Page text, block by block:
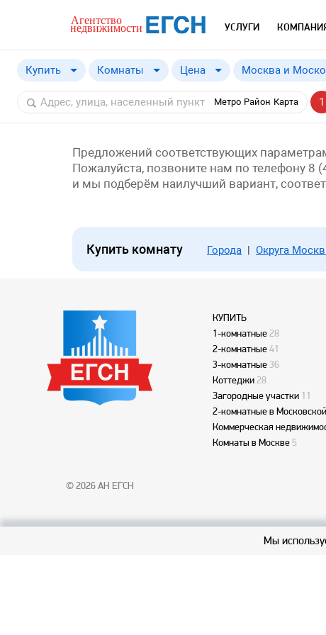
УСЛУГИ
Купить
Купить
Снять
Комнаты Цена
от
Москва и
Москва и
Москва
Московская
Метро Район Карта 1
Предложений соответствующих
Пожалуйста, позвоните нам по телефону 8
и мы подберём наилучший вариант,
Купить комнату Города | Округа
© 2026 АН ЕГСН
КУПИТЬ
1-комнатные 28
2-комнатные 41
3-комнатные 36
Коттеджи 28
Загородные участки 11
2-комнатные в
Коммерческая
Комнаты в Москве 5
Мы